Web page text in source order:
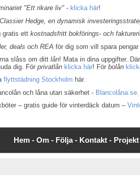
"Ett rikare liv" - klicka här!
Classier Hedge, en dynamisk
gratis ettkostnadsfritt bokförings- och
deals och REA för dig som vill spara
slåss om dittlån! Mata in dina uppgifter.
dig. Förprivatlån klicka här! Förbolån
flyttstädning Stockholm här.
och låna utan säkerhet - Blancolåna.se
– gratis guide för vinterdäck datum –
Hem - Om - Följa - Kontakt -